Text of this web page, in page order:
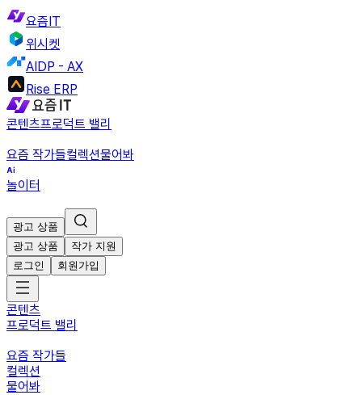
요즘IT
위시켓
AIDP - AX
Rise ERP
콘텐츠프로덕트 밸리
요즘 작가들컬렉션물어봐
놀이터
광고 상품
광고 상품
작가 지원
로그인
회원가입
콘텐츠
프로덕트 밸리
요즘 작가들
컬렉션
물어봐